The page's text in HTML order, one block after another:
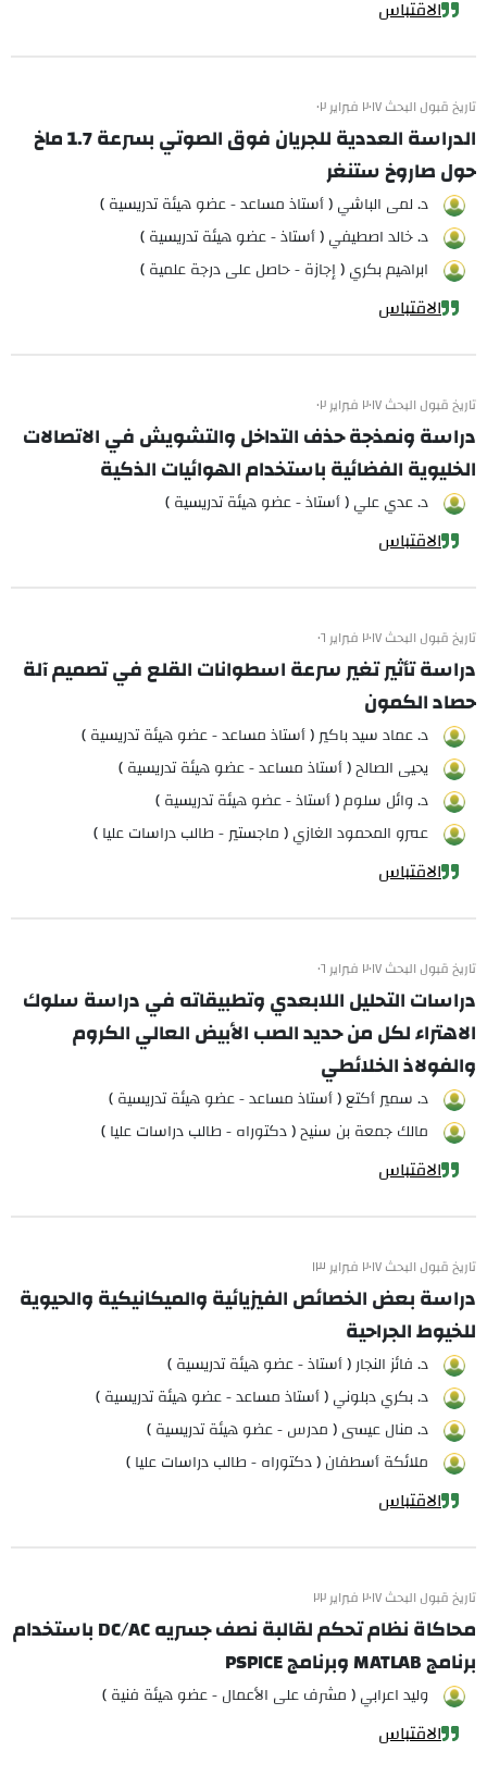
الاقتباس
تاريخ قبول البحث ٢٠١٧ فبراير ٠٢
الدراسة العددية للجريان فوق الصوتي بسرعة 1.7 ماخ
حول صاروخ ستنغر
د. لمى الباشي ( أستاذ مساعد - عضو هيئة تدريسية )
د. خالد اصطيفي ( أستاذ - عضو هيئة تدريسية )
ابراهيم بكري ( إجازة - حاصل على درجة علمية )
الاقتباس
تاريخ قبول البحث ٢٠١٧ فبراير ٠٢
دراسة ونمذجة حذف التداخل والتشويش في الاتصالات
الخليوية الفضائية باستخدام الهوائيات الذكية
د. عدي علي ( أستاذ - عضو هيئة تدريسية )
الاقتباس
تاريخ قبول البحث ٢٠١٧ فبراير ٠٦
دراسة تأثير تغير سرعة اسطوانات القلع في تصميم آلة
حصاد الكمون
د. عماد سيد باكير ( أستاذ مساعد - عضو هيئة تدريسية )
يحيى الصالح ( أستاذ مساعد - عضو هيئة تدريسية )
د. وائل سلوم ( أستاذ - عضو هيئة تدريسية )
عمرو المحمود الغازي ( ماجستير - طالب دراسات عليا )
الاقتباس
تاريخ قبول البحث ٢٠١٧ فبراير ٠٦
دراسات التحليل اللابعدي وتطبيقاته في دراسة سلوك
الاهتراء لكل من حديد الصب الأبيض العالي الكروم
والفولاذ الخلائطي
د. سمير أكتع ( أستاذ مساعد - عضو هيئة تدريسية )
مالك جمعة بن سنيح ( دكتوراه - طالب دراسات عليا )
الاقتباس
تاريخ قبول البحث ٢٠١٧ فبراير ١٣
دراسة بعض الخصائص الفيزيائية والميكانيكية والحيوية
للخيوط الجراحية
د. فائز النجار ( أستاذ - عضو هيئة تدريسية )
د. بكري دبلوني ( أستاذ مساعد - عضو هيئة تدريسية )
د. منال عيسى ( مدرس - عضو هيئة تدريسية )
ملائكة أسطفان ( دكتوراه - طالب دراسات عليا )
الاقتباس
تاريخ قبول البحث ٢٠١٧ فبراير ٢٢
محاكاة نظام تحكم لقالبة نصف جسريه DC/AC باستخدام
برنامج MATLAB وبرنامج PSPICE
وليد اعرابي ( مشرف على الأعمال - عضو هيئة فنية )
الاقتباس